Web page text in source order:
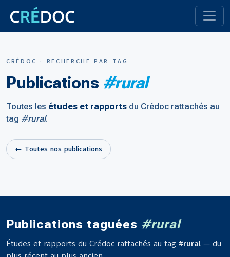
CRÉDOC · RECHERCHE PAR TAG
Publications #rural
Toutes les études et rapports du Crédoc rattachés au
tag #rural.
← Toutes nos publications
Publications taguées #rural
Études et rapports du Crédoc rattachés au tag #rural — du